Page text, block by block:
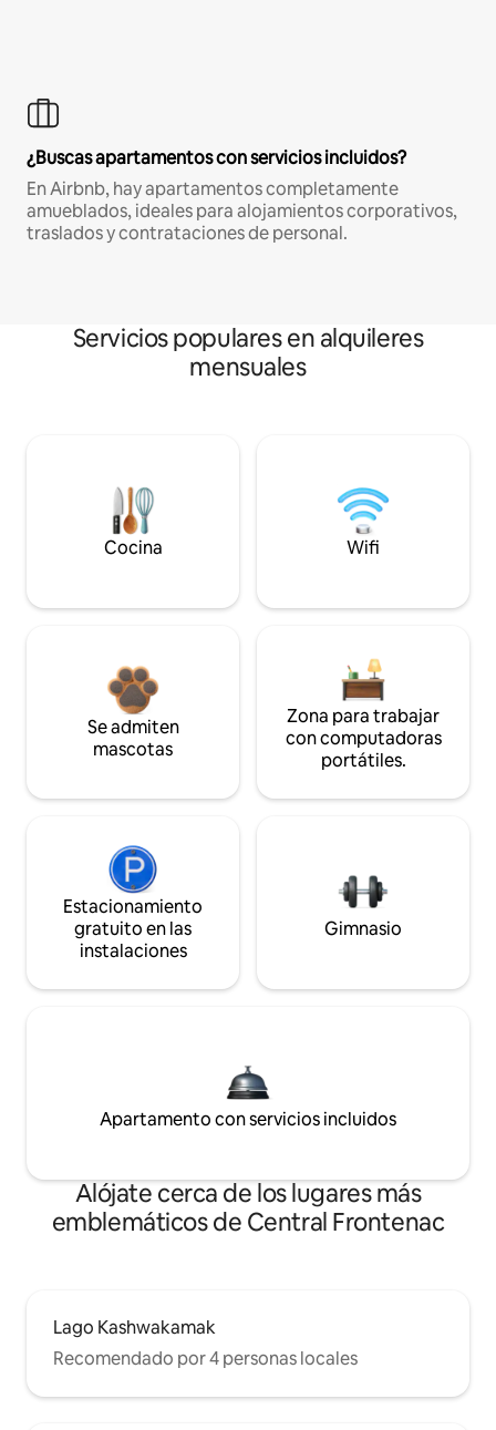
¿Buscas apartamentos con servicios incluidos?
En Airbnb, hay apartamentos completamente
amueblados, ideales para alojamientos corporativos,
traslados y contrataciones de personal.
Servicios populares en alquileres
mensuales
Cocina Wifi
Se admiten
mascotas
Zona para trabajar
con computadoras
portátiles.
Estacionamiento
gratuito en las
instalaciones
Gimnasio
Apartamento con servicios incluidos
Alójate cerca de los lugares más
emblemáticos de Central Frontenac
Lago Kashwakamak
Recomendado por 4 personas locales